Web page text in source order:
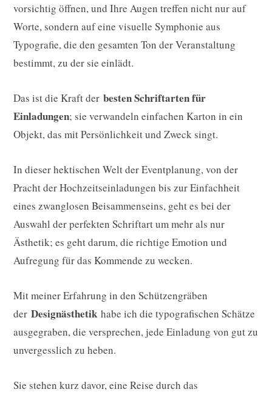
vorsichtig öffnen, und Ihre Augen treffen nicht nur auf
Worte, sondern auf eine visuelle Symphonie aus
Typografie, die den gesamten Ton der Veranstaltung
bestimmt, zu der sie einlädt.
Das ist die Kraft der besten Schriftarten für
Einladungen; sie verwandeln einfachen Karton in ein
Objekt, das mit Persönlichkeit und Zweck singt.
In dieser hektischen Welt der Eventplanung, von der
Pracht der Hochzeitseinladungen bis zur Einfachheit
eines zwanglosen Beisammenseins, geht es bei der
Auswahl der perfekten Schriftart um mehr als nur
Ästhetik; es geht darum, die richtige Emotion und
Aufregung für das Kommende zu wecken.
Mit meiner Erfahrung in den Schützengräben
der Designästhetik habe ich die typografischen Schätze
ausgegraben, die versprechen, jede Einladung von gut zu
unvergesslich zu heben.
Sie stehen kurz davor, eine Reise durch das